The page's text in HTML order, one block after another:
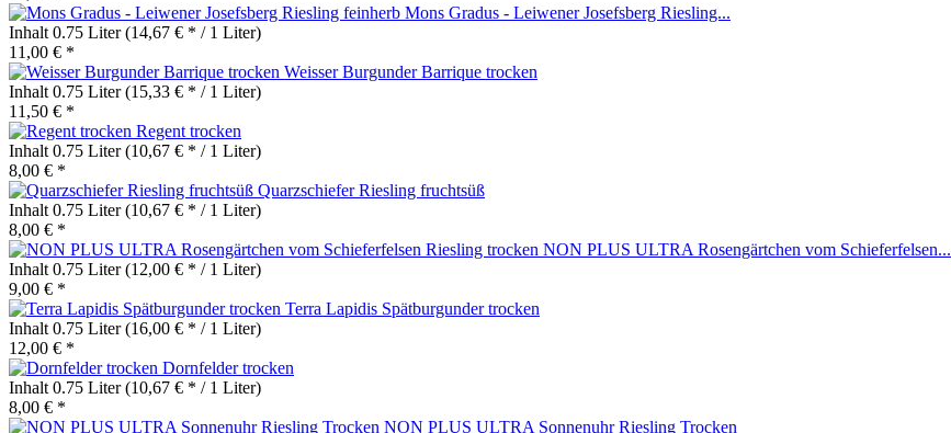
Mons Gradus - Leiwener Josefsberg Riesling...
Inhalt 0.75 Liter(14,67 € * / 1 Liter)
11,00 € *
Weisser Burgunder Barrique trocken
Inhalt 0.75 Liter(15,33 € * / 1 Liter)
11,50 € *
Regent trocken
Inhalt 0.75 Liter(10,67 € * / 1 Liter)
8,00 € *
Quarzschiefer Riesling fruchtsüß
Inhalt 0.75 Liter(10,67 € * / 1 Liter)
8,00 € *
NON PLUS ULTRA Rosengärtchen vom Schieferfelsen...
Inhalt 0.75 Liter(12,00 € * / 1 Liter)
9,00 € *
Terra Lapidis Spätburgunder trocken
Inhalt 0.75 Liter(16,00 € * / 1 Liter)
12,00 € *
Dornfelder trocken
Inhalt 0.75 Liter(10,67 € * / 1 Liter)
8,00 € *
NON PLUS ULTRA Sonnenuhr Riesling Trocken